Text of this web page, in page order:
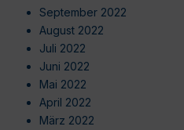
September 2022
August 2022
Juli 2022
Juni 2022
Mai 2022
April 2022
März 2022